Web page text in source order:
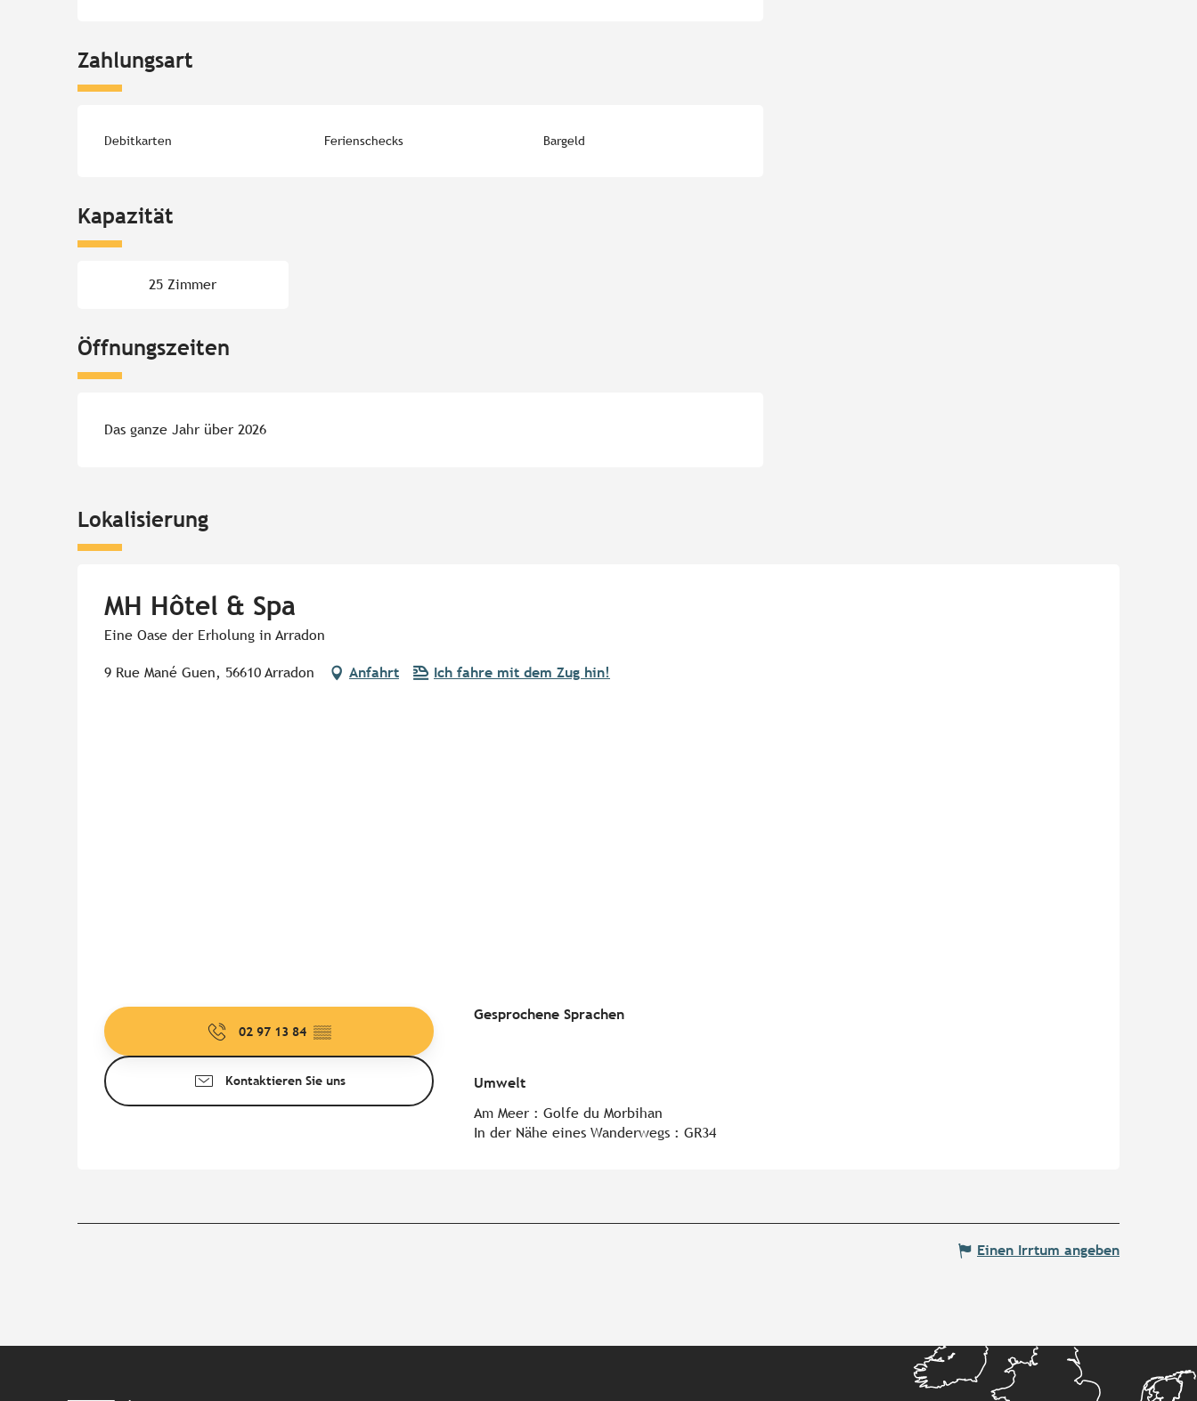
Zahlungsart
Debitkarten Ferienschecks Bargeld
Kapazität
25 Zimmer
Öffnungszeiten
Das ganze Jahr über 2026
Lokalisierung
MH Hôtel & Spa
Eine Oase der Erholung in Arradon
9 Rue Mané Guen, 56610 Arradon Anfahrt Ich fahre mit dem Zug hin!
02 97 13 84 ▒▒
Kontaktieren Sie uns
Gesprochene Sprachen
Gesprochene Sprachen
Umwelt
Umwelt
Am Meer : Golfe du Morbihan
In der Nähe eines Wanderwegs : GR34
Einen Irrtum angeben